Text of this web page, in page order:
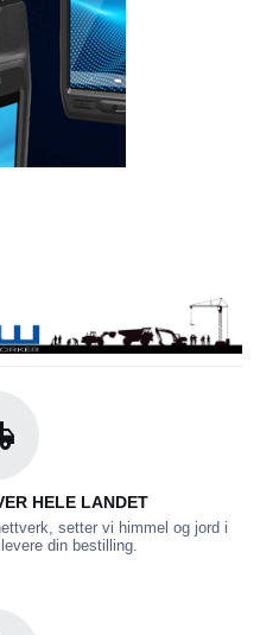
HELE LANDET
setter vi himmel og jord i
din bestilling.